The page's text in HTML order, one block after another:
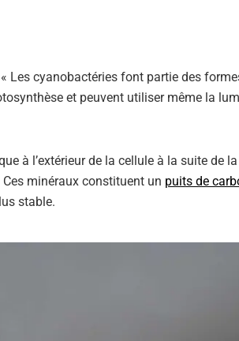
Les cyanobactéries font partie des
et peuvent utiliser même la
à l’extérieur de la cellule à la suite de
minéraux constituent un puits de
stable.